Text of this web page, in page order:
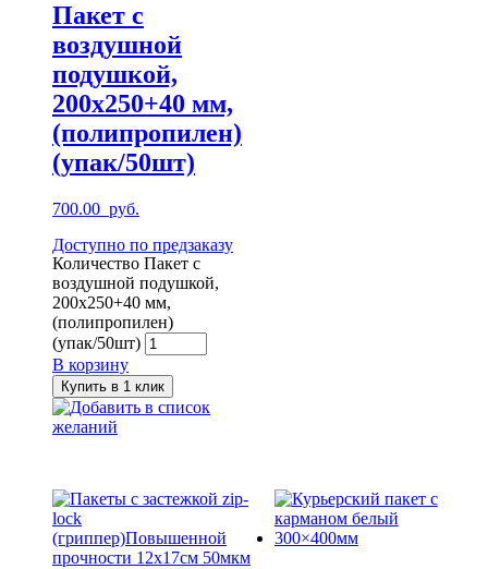
Пакет с
воздушной
подушкой,
200х250+40 мм,
(полипропилен)
(упак/50шт)
700.00 руб.
Доступно по предзаказу
Количество Пакет с
воздушной подушкой,
200х250+40 мм,
(полипропилен)
(упак/50шт)
В корзину
Купить в 1 клик
Добавить в список
желаний